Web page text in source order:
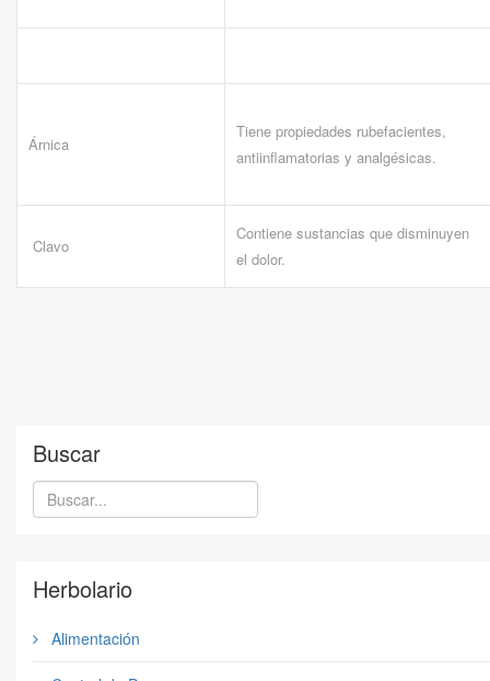
Árnica
Tiene propiedades rubefacientes,
antiinflamatorias y analgésicas.
Clavo
Contiene sustancias que disminuyen
el dolor.
Buscar
Herbolario
Alimentación